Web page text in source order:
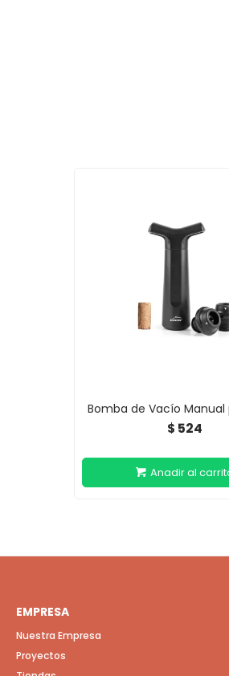
Bomba de Vacío Manual
$ 524
EMPRESA
Nuestra Empresa
Proyectos